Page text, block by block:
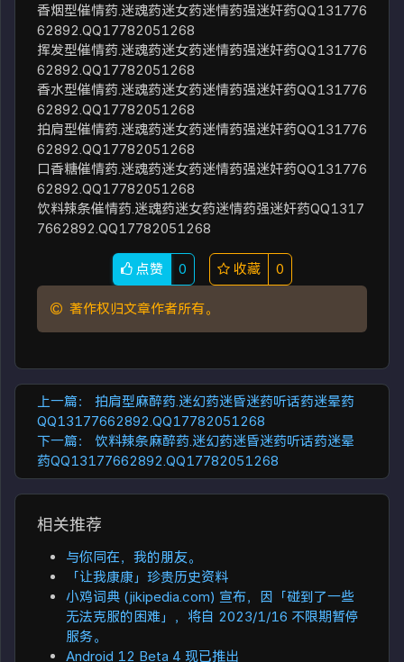
香烟型催情药.迷魂药迷女药迷情药强迷奸药QQ131776
62892.QQ17782051268
挥发型催情药.迷魂药迷女药迷情药强迷奸药QQ131776
62892.QQ17782051268
香水型催情药.迷魂药迷女药迷情药强迷奸药QQ131776
62892.QQ17782051268
拍肩型催情药.迷魂药迷女药迷情药强迷奸药QQ131776
62892.QQ17782051268
口香糖催情药.迷魂药迷女药迷情药强迷奸药QQ131776
62892.QQ17782051268
饮料辣条催情药.迷魂药迷女药迷情药强迷奸药QQ1317
7662892.QQ17782051268
点赞 0 收藏 0
著作权归文章作者所有。
上一篇：
拍肩型麻醉药.迷幻药迷昏迷药听话药迷晕药
QQ13177662892.QQ17782051268
下一篇：
饮料辣条麻醉药.迷幻药迷昏迷药听话药迷晕
药QQ13177662892.QQ17782051268
相关推荐
与你同在，我的朋友。
「让我康康」珍贵历史资料
小鸡词典 (jikipedia.com) 宣布，因「碰到了一些
无法克服的困难」，将自 2023/1/16 不限期暂停
服务。
Android 12 Beta 4 现已推出